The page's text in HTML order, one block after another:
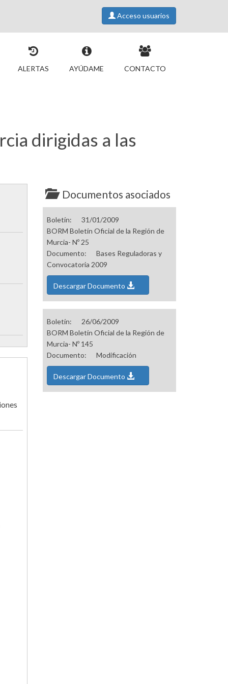
Acceso usuarios
ALERTAS AYÚDAME CONTACTO
dirigidas a las
Documentos asociados
Boletín:
31/01/2009
BORM Boletín Oficial de la Región de
Murcia- Nº 25
Documento:
Bases Reguladoras y
Convocatoria 2009
Descargar Documento
Boletín:
26/06/2009
BORM Boletín Oficial de la Región de
Murcia- Nº 145
Documento:
Modificación
Descargar Documento